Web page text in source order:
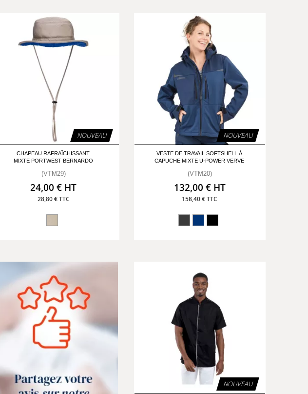
NOUVEAU
CHAPEAU RAFRAÎCHISSANT
MIXTE PORTWEST BERNARDO
(VTM29)
24,00 € HT
28,80 € TTC
NOUVEAU
VESTE DE TRAVAIL SOFTSHELL À
CAPUCHE MIXTE U-POWER VERVE
(VTM20)
132,00 € HT
158,40 € TTC
NOUVEAU